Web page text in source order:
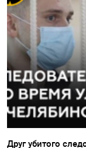
Друг убитого